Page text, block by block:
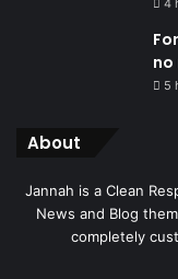
4
no
5
About
Jannah is a Clean
News and Blog
completely